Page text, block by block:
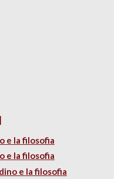
e la filosofia
e la filosofia
e la filosofia